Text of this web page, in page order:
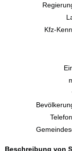
Kfz-
Beschreibung von